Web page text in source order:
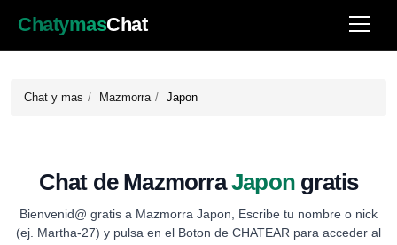
ChatymasChat
Chat y mas Mazmorra Japon
Chat de MazmorraJapon gratis
Bienvenid@ gratis a Mazmorra Japon, Escribe tu nombre o nick
(ej. Martha-27) y pulsa en el Boton de CHATEAR para acceder al